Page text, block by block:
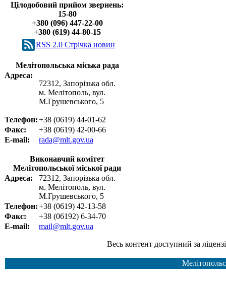
Цілодобовий прийом звернень:
15-80
+380 (096) 447-22-00
+380 (619) 44-80-15
RSS 2.0 Cтрічка новин
Мелітопольська міська рада
Адреса:
72312, Запорізька обл.
м. Мелітополь, вул.
М.Грушевського, 5
Телефон:+38 (0619) 44-01-62
Факс:
+38 (0619) 42-00-66
E-mail:
rada@mlt.gov.ua
Виконавчий комітет
Мелітопольської міської ради
Адреса:
72312, Запорізька обл.
м. Мелітополь, вул.
М.Грушевського, 5
Телефон:+38 (0619) 42-13-58
Факс:
+38 (06192) 6-34-70
E-mail:
mail@mlt.gov.ua
Весь контент доступний за ліцензією Creative